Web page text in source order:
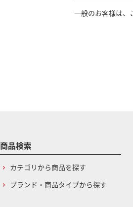
一般のお客様は、
商品検索
カテゴリから商品を探す
ブランド・商品タイプから探す